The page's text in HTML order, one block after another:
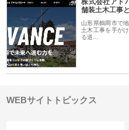
株式会社アド
舗装土木工事
山形県鶴岡市で
土木工事を手が
る道…
WEBサイトトピックス